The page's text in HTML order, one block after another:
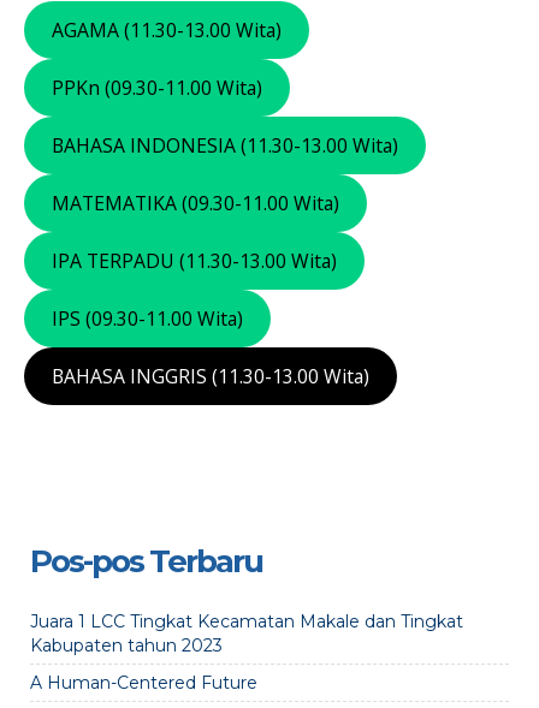
AGAMA (11.30-13.00 Wita)
PPKn (09.30-11.00 Wita)
BAHASA INDONESIA (11.30-13.00 Wita)
MATEMATIKA (09.30-11.00 Wita)
IPA TERPADU (11.30-13.00 Wita)
IPS (09.30-11.00 Wita)
BAHASA INGGRIS (11.30-13.00 Wita)
Pos-pos Terbaru
Juara 1 LCC Tingkat Kecamatan Makale dan Tingkat
Kabupaten tahun 2023
A Human-Centered Future